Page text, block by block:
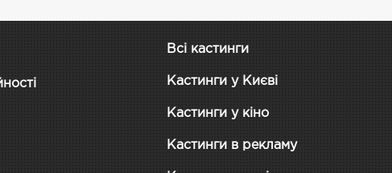
Всі кастинги
Кастинги у Києві
Кастинги у кіно
Кастинги в рекламу